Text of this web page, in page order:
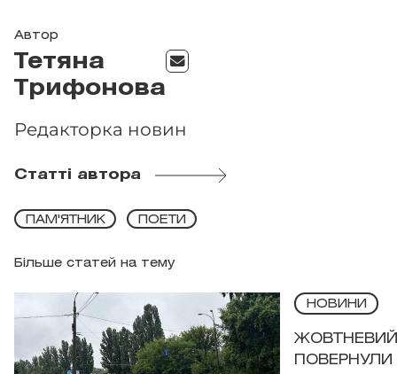
Автор
Тетяна
Трифонова
Редакторка новин
Статті автора
Більше статей на тему
ПАМ'ЯТНИК ПОЕТИ
НОВИНИ
ЖОВТНЕВИЙ
ПОВЕРНУЛИ